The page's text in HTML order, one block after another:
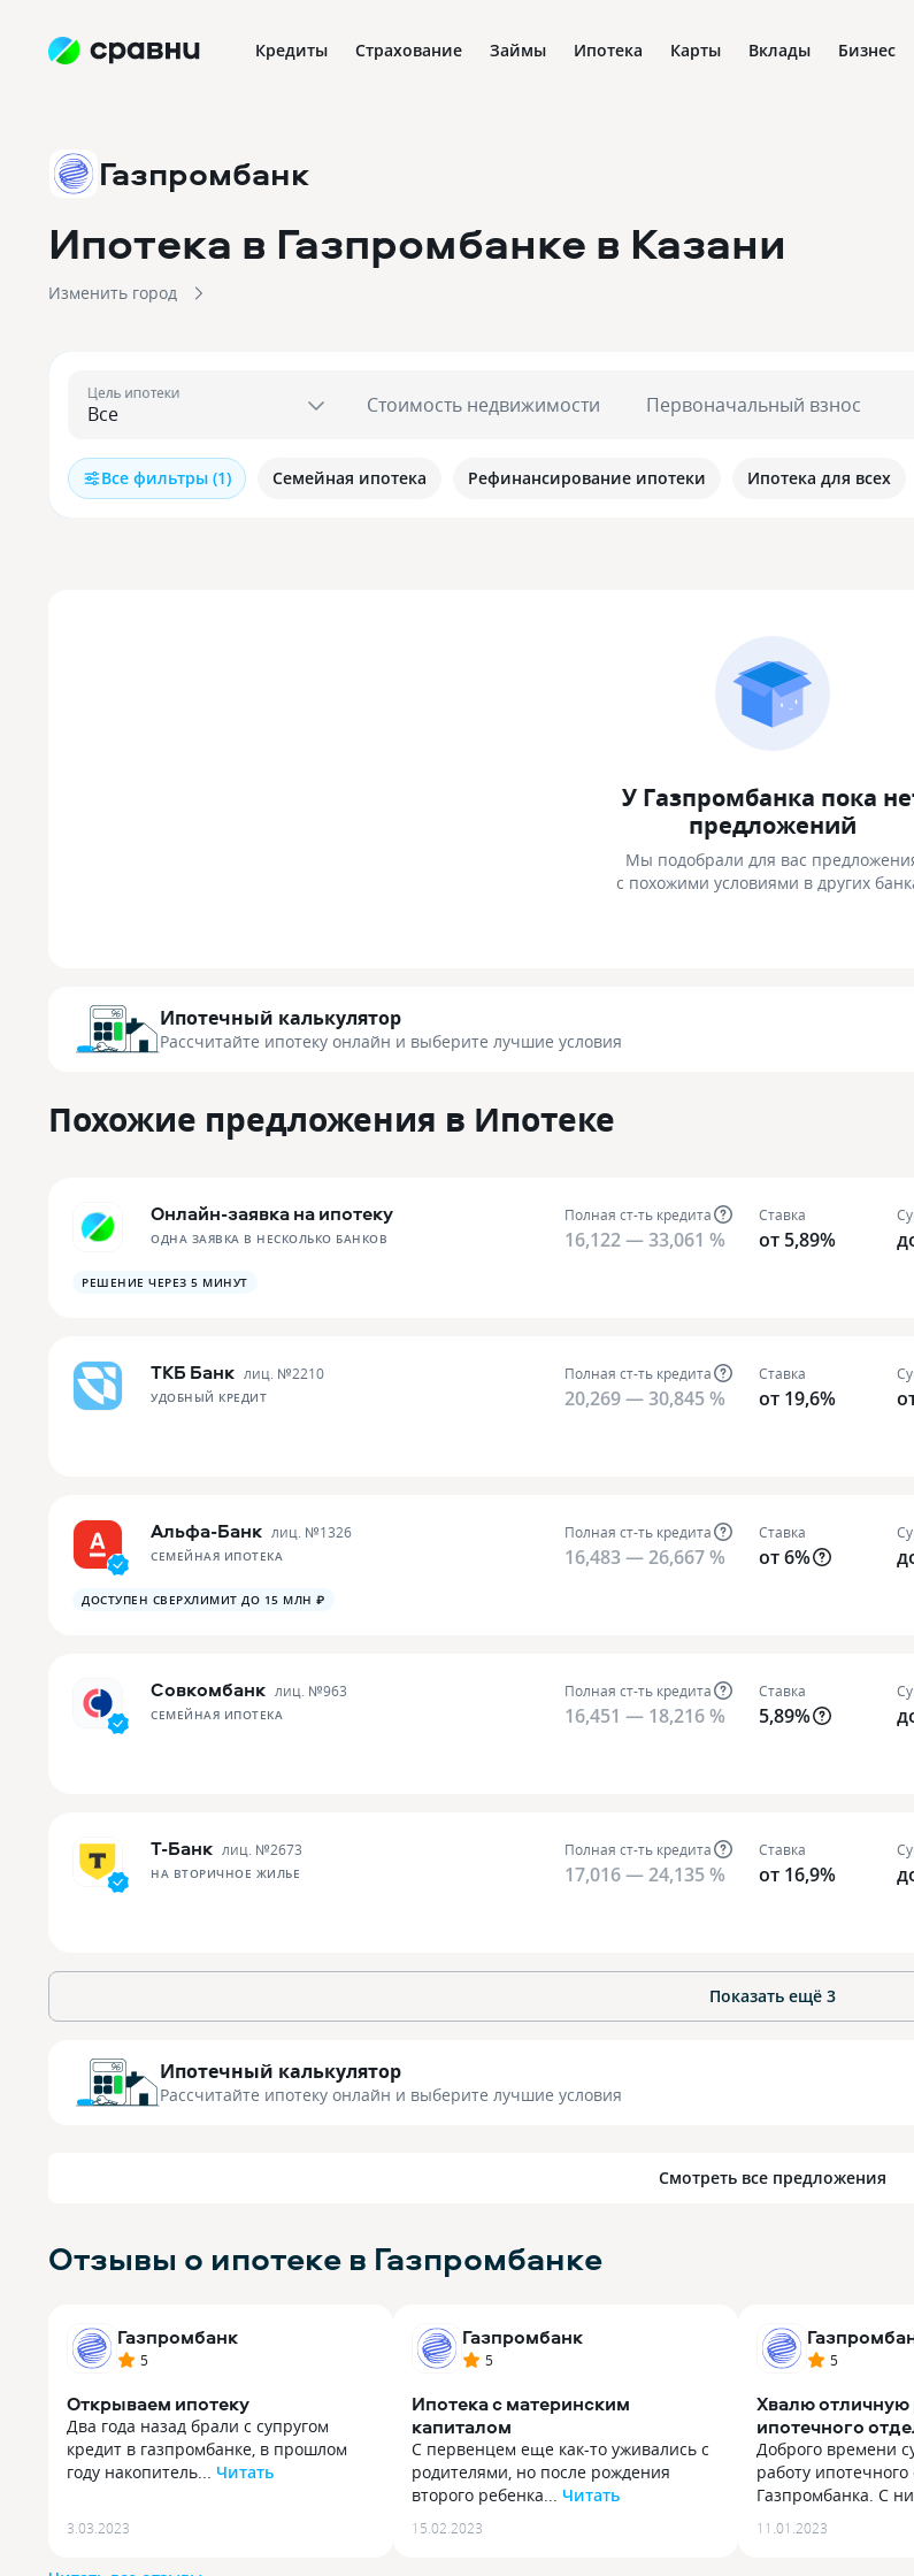
Кредиты Страхование Займы Ипотека Карты Вклады Бизнес
Газпромбанк
Ипотека в Газпромбанке в Казани
Изменить город
Цель ипотеки Стоимость недвижимости Первоначальный взнос
Все фильтры (1) Семейная ипотека Рефинансирование ипотеки Ипотека для всех
У Газпромбанка пока
предложений
Мы подобрали для вас
с похожими условиями в других
Ипотечный калькулятор
Рассчитайте ипотеку онлайн и выберите лучшие условия
Похожие предложения в Ипотеке
Онлайн-заявка на ипотеку
ОДНА ЗАЯВКА В НЕСКОЛЬКО БАНКОВ
Полная ст-ть кредита
16,122 — 33,061 %
Ставка
от 5,89%
РЕШЕНИЕ ЧЕРЕЗ 5 МИНУТ
ТКБ Банк лиц. №2210
УДОБНЫЙ КРЕДИТ
Полная ст-ть кредита
20,269 — 30,845 %
Ставка
от 19,6%
Альфа-Банк лиц. №1326
СЕМЕЙНАЯ ИПОТЕКА
Полная ст-ть кредита
16,483 — 26,667 %
Ставка
от 6%
ДОСТУПЕН СВЕРХЛИМИТ ДО 15 МЛН ₽
Совкомбанк лиц. №963
СЕМЕЙНАЯ ИПОТЕКА
Полная ст-ть кредита
16,451 — 18,216 %
Ставка
5,89%
Т-Банк лиц. №2673
НА ВТОРИЧНОЕ ЖИЛЬЕ
Полная ст-ть кредита
17,016 — 24,135 %
Ставка
от 16,9%
Показать ещё 3
Ипотечный калькулятор
Рассчитайте ипотеку онлайн и выберите лучшие условия
Смотреть все предложения
Отзывы о ипотеке в Газпромбанке
Газпромбанк
5
Открываем ипотеку
Два года назад брали с супругом
кредит в газпромбанке, в прошлом
году накопитель... Читать
кредит в газпромбанке, в прошлом
году накопительные счета открыли.
3.03.2023
Газпромбанк
5
Ипотека с материнским
капиталом
С первенцем еще как-то уживались с
родителями, но после рождения
второго ребенка... Читать
С первенцем еще как-то уживались с
родителями, но после рождения
15.02.2023
5
Хвалю отличную
ипотечного
Доброго времени
работу ипотечного
Газпромбанка. С
Доброго времени
работу ипотечного
11.01.2023